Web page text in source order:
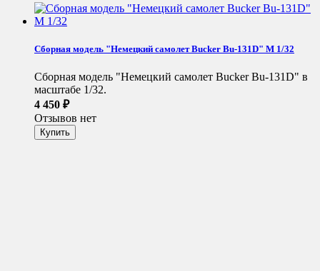
Сборная модель "Немецкий самолет Bucker Bu-131D" М 1/32
Сборная модель "Немецкий самолет Bucker Bu-131D" в
масштабе 1/32.
4 450 ₽
Отзывов нет